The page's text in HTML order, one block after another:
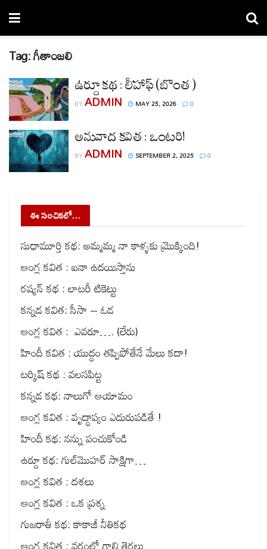
Tag:గీతాంజలి
ఉర్దూ కథ : లీహాఫ్ (బొంత )
BY ADMIN MAY 25, 2026 0
అనువాద కవిత : ఒంటరి!
BY ADMIN SEPTEMBER 2, 2025 0
ఈ సంచికలో…
సుధామూర్తి కథ: అమ్మమ్మ నా కాళ్ళకు మ్రొక్కింది!
ఆంగ్ల కవిత : ఐనా ఉదయిస్తాను
రష్యన్ కథ : లాటరీ టికెట్టు
కన్నడ కవిత: సీసా – ఓడ
ఆంగ్ల కవిత : ఎవరూ…. (లేరు)
హిందీ కవిత : యుద్దం తప్పిపోతేనే మేలు కదా!
టర్కిష్ కథ : వలసపిట్ట
కన్నడ కథ: నాలుగో ఆయామం
ఆంగ్ల కవిత : వృద్ధాప్యం ఎదురుపడితే !
హిందీ కథ: నన్ను పంచుకోండి
ఉర్దూ కథ: గుల్‌మొహర్ సాక్షిగా…
ఆంగ్ల కవిత : దశలు
ఆంగ్ల కవిత : ఒక ప్రశ్న
గుజరాతీ కథ: కాకాజీ నీతికథ